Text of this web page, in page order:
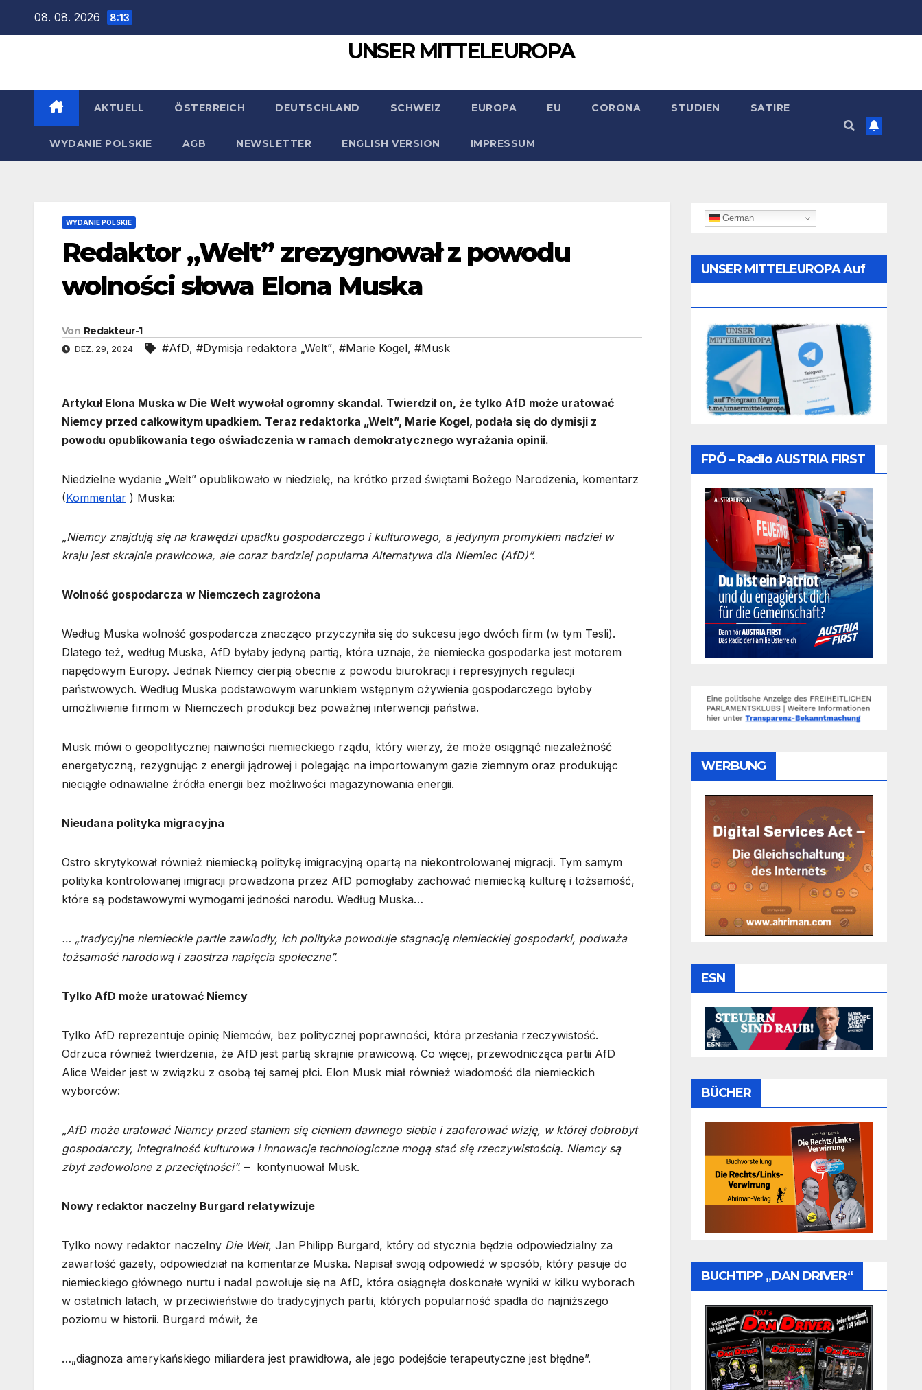
08. 08. 2026 8:13
UNSER MITTELEUROPA
AKTUELL ÖSTERREICH DEUTSCHLAND SCHWEIZ EUROPA EU CORONA STUDIEN SATIRE
WYDANIE POLSKIE AGB NEWSLETTER ENGLISH VERSION IMPRESSUM
WYDANIE POLSKIE
Redaktor „Welt” zrezygnował z powodu
wolności słowa Elona Muska
Von Redakteur-1
DEZ. 29, 2024 #AfD, #Dymisja redaktora „Welt”, #Marie Kogel, #Musk
Artykuł Elona Muska w Die Welt wywołał ogromny skandal. Twierdził on, że tylko AfD może uratować
Niemcy przed całkowitym upadkiem. Teraz redaktorka „Welt”, Marie Kogel, podała się do dymisji z
powodu opublikowania tego oświadczenia w ramach demokratycznego wyrażania opinii.
Niedzielne wydanie „Welt” opublikowało w niedzielę, na krótko przed świętami Bożego Narodzenia, komentarz
(Kommentar ) Muska:
„Niemcy znajdują się na krawędzi upadku gospodarczego i kulturowego, a jedynym promykiem nadziei w
kraju jest skrajnie prawicowa, ale coraz bardziej popularna Alternatywa dla Niemiec (AfD)”.
Wolność gospodarcza w Niemczech zagrożona
Według Muska wolność gospodarcza znacząco przyczyniła się do sukcesu jego dwóch firm (w tym Tesli).
Dlatego też, według Muska, AfD byłaby jedyną partią, która uznaje, że niemiecka gospodarka jest motorem
napędowym Europy. Jednak Niemcy cierpią obecnie z powodu biurokracji i represyjnych regulacji
państwowych. Według Muska podstawowym warunkiem wstępnym ożywienia gospodarczego byłoby
umożliwienie firmom w Niemczech produkcji bez poważnej interwencji państwa.
Musk mówi o geopolitycznej naiwności niemieckiego rządu, który wierzy, że może osiągnąć niezależność
energetyczną, rezygnując z energii jądrowej i polegając na importowanym gazie ziemnym oraz produkując
nieciągłe odnawialne źródła energii bez możliwości magazynowania energii.
Nieudana polityka migracyjna
Ostro skrytykował również niemiecką politykę imigracyjną opartą na niekontrolowanej migracji. Tym samym
polityka kontrolowanej imigracji prowadzona przez AfD pomogłaby zachować niemiecką kulturę i tożsamość,
które są podstawowymi wymogami jedności narodu. Według Muska…
… „tradycyjne niemieckie partie zawiodły, ich polityka powoduje stagnację niemieckiej gospodarki, podważa
tożsamość narodową i zaostrza napięcia społeczne”.
Tylko AfD może uratować Niemcy
Tylko AfD reprezentuje opinię Niemców, bez politycznej poprawności, która przesłania rzeczywistość.
Odrzuca również twierdzenia, że AfD jest partią skrajnie prawicową. Co więcej, przewodnicząca partii AfD
Alice Weider jest w związku z osobą tej samej płci. Elon Musk miał również wiadomość dla niemieckich
wyborców:
„AfD może uratować Niemcy przed staniem się cieniem dawnego siebie i zaoferować wizję, w której dobrobyt
gospodarczy, integralność kulturowa i innowacje technologiczne mogą stać się rzeczywistością. Niemcy są
zbyt zadowolone z przeciętności”. – kontynuował Musk.
Nowy redaktor naczelny Burgard relatywizuje
Tylko nowy redaktor naczelny Die Welt, Jan Philipp Burgard, który od stycznia będzie odpowiedzialny za
zawartość gazety, odpowiedział na komentarze Muska. Napisał swoją odpowiedź w sposób, który pasuje do
niemieckiego głównego nurtu i nadal powołuje się na AfD, która osiągnęła doskonałe wyniki w kilku wyborach
w ostatnich latach, w przeciwieństwie do tradycyjnych partii, których popularność spadła do najniższego
poziomu w historii. Burgard mówił, że
…„diagnoza amerykańskiego miliardera jest prawidłowa, ale jego podejście terapeutyczne jest błędne”.
German
UNSER MITTELEUROPA Auf
FPÖ – Radio AUSTRIA FIRST
WERBUNG
ESN
BÜCHER
BUCHTIPP „DAN DRIVER“